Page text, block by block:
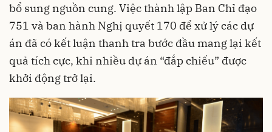
bổ sung nguồn cung. Việc thành lập Ban Chỉ đạo
751 và ban hành Nghị quyết 170 để xử lý các dự
án đã có kết luận thanh tra bước đầu mang lại kết
quả tích cực, khi nhiều dự án “đắp chiếu” được
khởi động trở lại.